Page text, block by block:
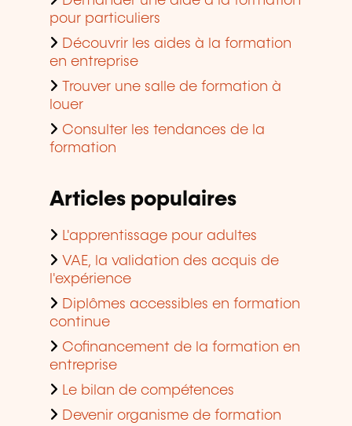
pour particuliers
Découvrir les aides à la formation
en entreprise
Trouver une salle de formation à
louer
Consulter les tendances de la
formation
Articles populaires
L'apprentissage pour adultes
VAE, la validation des acquis de
l'expérience
Diplômes accessibles en formation
continue
Cofinancement de la formation en
entreprise
Le bilan de compétences
Devenir organisme de formation